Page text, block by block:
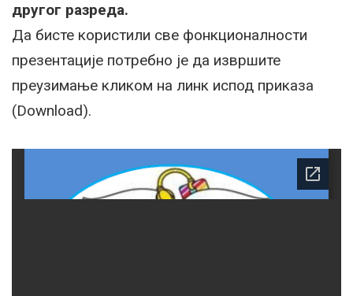
другог разреда.
Да бисте користили све фонкционалности
презентације потребно је да извршите
преузимање кликом на линк испод приказа
(Download).